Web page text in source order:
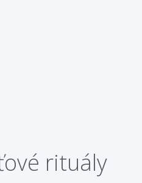
rituály